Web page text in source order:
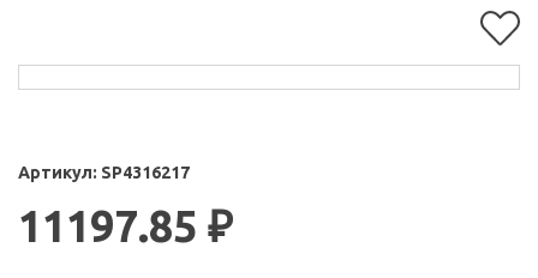
Артикул: SP4316217
11197.85 ₽